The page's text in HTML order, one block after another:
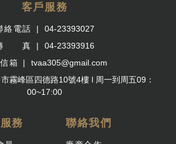
客戶服務
絡電話
04-23393027
真
04-23393916
箱
tvaa305@gmail.com
霧峰區四德路10號4樓 l 周一到周五09：
00~17:00
務 聯絡我們